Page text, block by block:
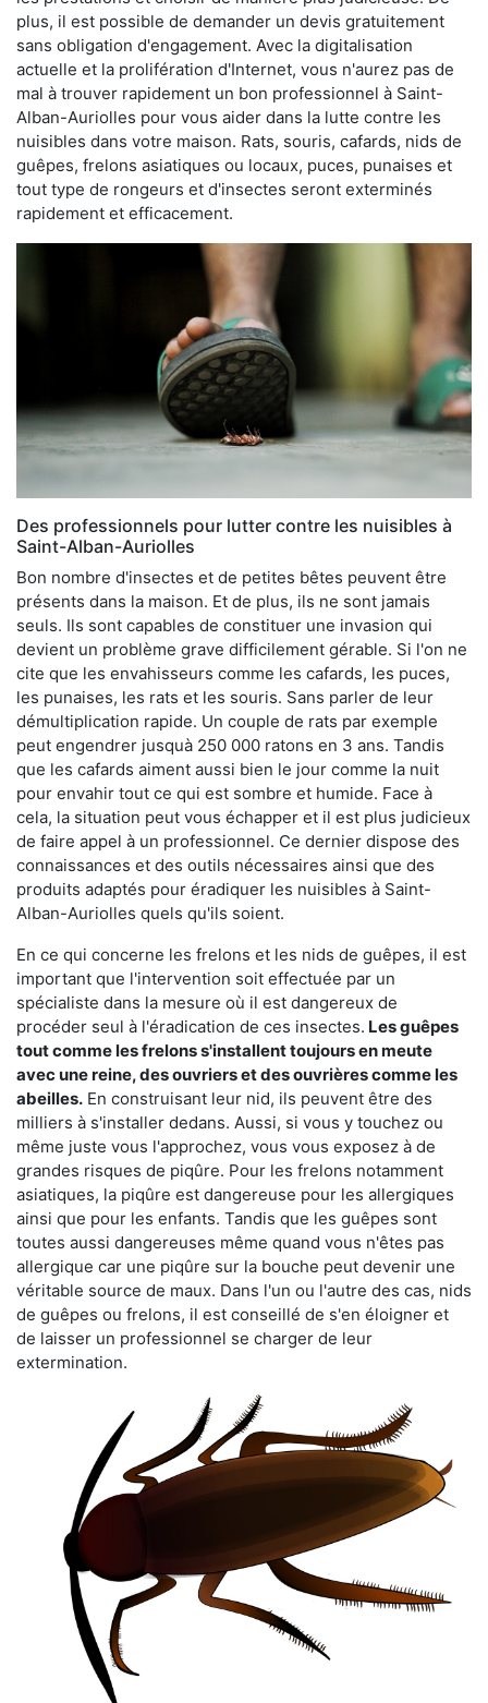
plus, il est possible de demander un devis gratuitement
sans obligation d'engagement. Avec la digitalisation
actuelle et la prolifération d'Internet, vous n'aurez pas de
mal à trouver rapidement un bon professionnel à Saint-
Alban-Auriolles pour vous aider dans la lutte contre les
nuisibles dans votre maison. Rats, souris, cafards, nids de
guêpes, frelons asiatiques ou locaux, puces, punaises et
tout type de rongeurs et d'insectes seront exterminés
rapidement et efficacement.
Des professionnels pour lutter contre les nuisibles à
Saint-Alban-Auriolles
Bon nombre d'insectes et de petites bêtes peuvent être
présents dans la maison. Et de plus, ils ne sont jamais
seuls. Ils sont capables de constituer une invasion qui
devient un problème grave difficilement gérable. Si l'on ne
cite que les envahisseurs comme les cafards, les puces,
les punaises, les rats et les souris. Sans parler de leur
démultiplication rapide. Un couple de rats par exemple
peut engendrer jusquà 250 000 ratons en 3 ans. Tandis
que les cafards aiment aussi bien le jour comme la nuit
pour envahir tout ce qui est sombre et humide. Face à
cela, la situation peut vous échapper et il est plus judicieux
de faire appel à un professionnel. Ce dernier dispose des
connaissances et des outils nécessaires ainsi que des
produits adaptés pour éradiquer les nuisibles à Saint-
Alban-Auriolles quels qu'ils soient.
En ce qui concerne les frelons et les nids de guêpes, il est
important que l'intervention soit effectuée par un
spécialiste dans la mesure où il est dangereux de
procéder seul à l'éradication de ces insectes. Les guêpes
tout comme les frelons s'installent toujours en meute
avec une reine, des ouvriers et des ouvrières comme les
abeilles. En construisant leur nid, ils peuvent être des
milliers à s'installer dedans. Aussi, si vous y touchez ou
même juste vous l'approchez, vous vous exposez à de
grandes risques de piqûre. Pour les frelons notamment
asiatiques, la piqûre est dangereuse pour les allergiques
ainsi que pour les enfants. Tandis que les guêpes sont
toutes aussi dangereuses même quand vous n'êtes pas
allergique car une piqûre sur la bouche peut devenir une
véritable source de maux. Dans l'un ou l'autre des cas, nids
de guêpes ou frelons, il est conseillé de s'en éloigner et
de laisser un professionnel se charger de leur
extermination.